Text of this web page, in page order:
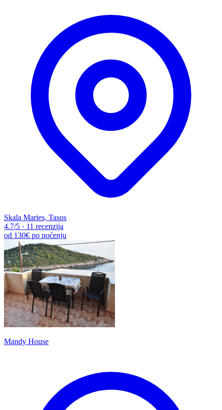
Skala Maries, Tasos
4.7/5 · 11 recenzija
od 130€ po noćenju
Mandy House